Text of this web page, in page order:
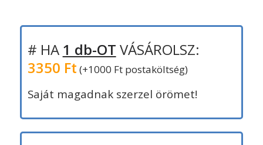
# HA 1 db-OT VÁSÁROLSZ:
3350 Ft (+1000 Ft postaköltség)
Saját magadnak szerzel örömet!